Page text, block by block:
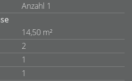
Anzahl 1
14,50 m²
2
1
1